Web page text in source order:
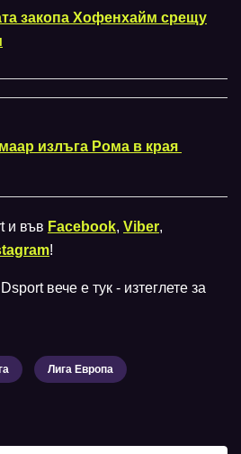
закопа Хофенхайм срещу
излъга Рома в края
и във Facebook, Viber,
!
вече е тук - изтеглете за
Лига Европа